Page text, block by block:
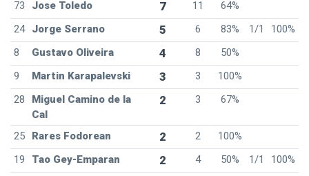
73 Jose Toledo 7 11
64%
24
Jorge Serrano 5 6 83% 1/1
100%
8
Gustavo Oliveira 4 8
50%
9
Martin Karapalevski 3 3
100%
28
Miguel Camino de la
Cal
2 3 67%
25 Rares Fodorean 2 2
100%
19
Tao Gey-Emparan 2 4 50% 1/1
100%